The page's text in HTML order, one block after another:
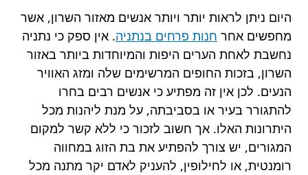
היום ניתן לראות יותר ויותר אנשים מאזור השרון, אשר
מחפשים אחר חנות פרחים בנתניה. אין ספק כי נתניה
נחשבת לאחת הערים היפות והמיוחדות ביותר באזור
השרון, בזכות החופים המרשימים שלה ומזג האוויר
הנעים. לכן אין זה מפתיע כי אנשים רבים בחרו
להתגורר בעיר או בסביבתה, על מנת ליהנות מכל
היתרונות האלו. אך חשוב לזכור כי ללא קשר למקום
המגורים, יש צורך להפתיע את בת הזוג במחווה
רומנטית, או לחילופין, להעניק לאדם יקר מתנה מכל